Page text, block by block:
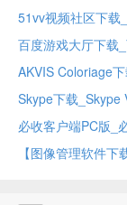
百度游戏大厅下载
Skype下载_Skype
必收客户端PC版_